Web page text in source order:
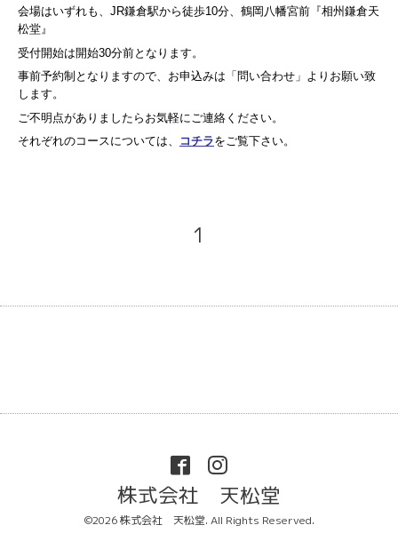
会場はいずれも、JR鎌倉駅から徒歩10分、鶴岡八幡宮前『相州鎌倉天
松堂』
受付開始は開始30分前となります。
事前予約制となりますので、お申込みは「問い合わせ」よりお願い致
します。
ご不明点がありましたらお気軽にご連絡ください。
それぞれのコースについては、
コチラをご覧下さい。
1
株式会社 天松堂
©2026株式会社 天松堂. All Rights Reserved.